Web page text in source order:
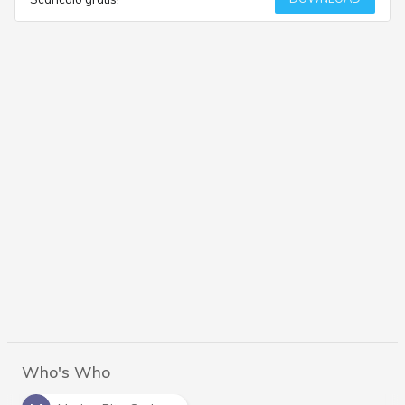
Who's Who